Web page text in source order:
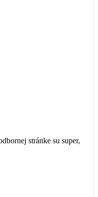
stránke su super,